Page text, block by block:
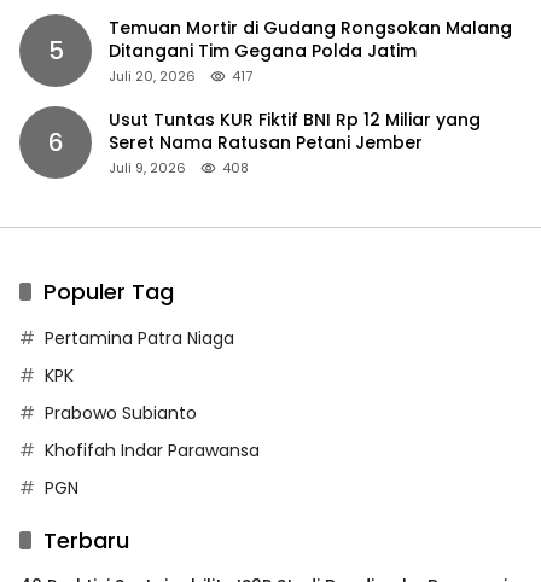
5
Temuan Mortir di Gudang Rongsokan Malang
Ditangani Tim Gegana Polda Jatim
Juli 20, 2026 417
6
Usut Tuntas KUR Fiktif BNI Rp 12 Miliar yang
Seret Nama Ratusan Petani Jember
Juli 9, 2026 408
Populer Tag
Pertamina Patra Niaga
KPK
Prabowo Subianto
Khofifah Indar Parawansa
PGN
Terbaru